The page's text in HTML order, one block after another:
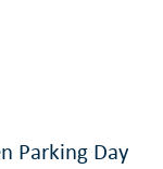
Parking Day